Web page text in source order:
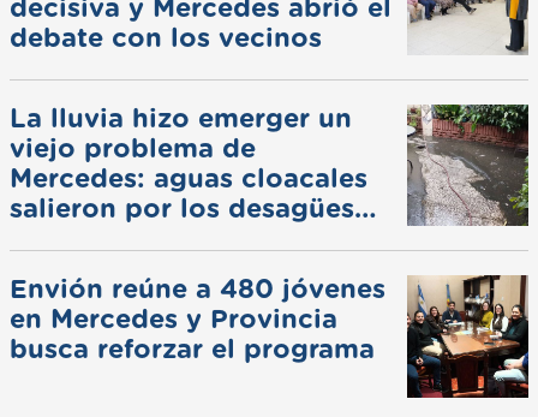
decisiva y Mercedes abrió el
debate con los vecinos
La lluvia hizo emerger un
viejo problema de
Mercedes: aguas cloacales
salieron por los desagües
Envión reúne a 480 jóvenes
en Mercedes y Provincia
busca reforzar el programa